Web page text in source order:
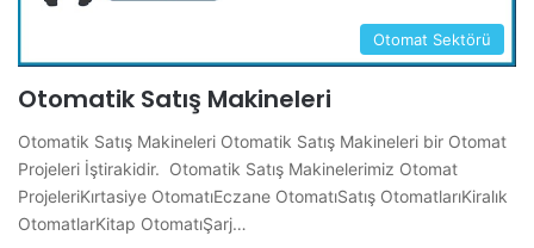
Otomat Sektörü
Otomatik Satış Makineleri
Otomatik Satış Makineleri Otomatik Satış Makineleri bir Otomat
Projeleri İştirakidir. Otomatik Satış Makinelerimiz Otomat
ProjeleriKırtasiye OtomatıEczane OtomatıSatış OtomatlarıKiralık
OtomatlarKitap OtomatıŞarj…